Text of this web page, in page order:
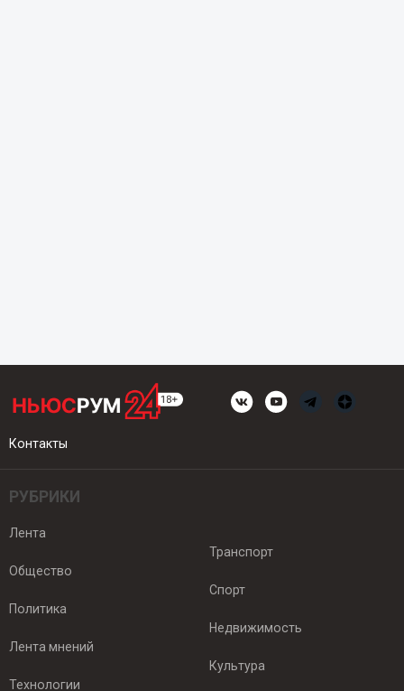
Контакты
РУБРИКИ
Лента
Общество
Политика
Лента мнений
Технологии
Транспорт
Спорт
Недвижимость
Культура